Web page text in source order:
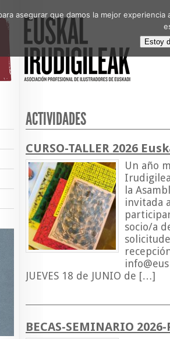
ACTIVIDADES
CURSO-TALLER 2026
Un año
la
invitada
socio/a
JUEVES 18 de JUNIO de […]
BECAS-SEMINARIO
asegurar que damos la mejor
Estoy